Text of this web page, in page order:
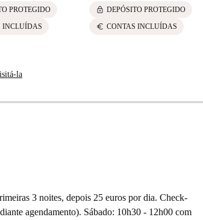
PROTEGIDO
INCLUÍDAS
lock DEPÓSITO PROTEGIDO
euro CONTAS INCLUÍDAS
la
3 noites, depois 25 euros por dia. Check-
agendamento). Sábado: 10h30 - 12h00 com